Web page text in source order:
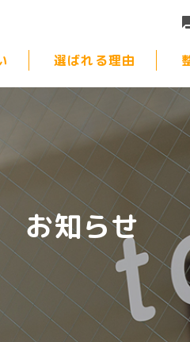
選ばれる理由
お知らせ